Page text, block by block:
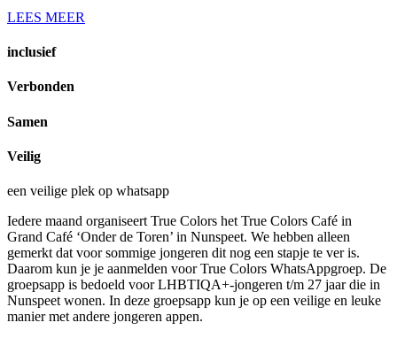
LEES MEER
inclusief
Verbonden
Samen
Veilig
een veilige plek op whatsapp
Iedere maand organiseert True Colors het True Colors Café in
Grand Café ‘Onder de Toren’ in Nunspeet. We hebben alleen
gemerkt dat voor sommige jongeren dit nog een stapje te ver is.
Daarom kun je je aanmelden voor True Colors WhatsAppgroep. De
groepsapp is bedoeld voor LHBTIQA+-jongeren t/m 27 jaar die in
Nunspeet wonen. In deze groepsapp kun je op een veilige en leuke
manier met andere jongeren appen.